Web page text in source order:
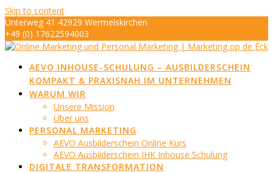
Skip to content
Unterweg 41 42929 Wermelskirchen
+49 (0) 17622594003
info@marketing-op-de-eck.de
AEVO INHOUSE-SCHULUNG – AUSBILDERSCHEIN
KOMPAKT & PRAXISNAH IM UNTERNEHMEN
WARUM WIR
Unsere Mission
Über uns
PERSONAL MARKETING
AEVO Ausbilderschein Online Kurs
AEVO Ausbilderschein IHK Inhouse Schulung
DIGITALE TRANSFORMATION